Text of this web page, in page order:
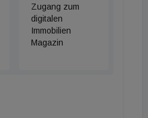
Zugang zum
digitalen
Immobilien
Magazin